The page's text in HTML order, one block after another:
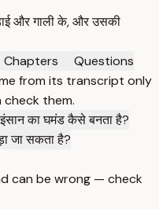
और गाली के, और उसकी
Chapters
Questions
from its transcript only
them.
का घमंड कैसे बनता है?
जा सकता है?
can be wrong — check